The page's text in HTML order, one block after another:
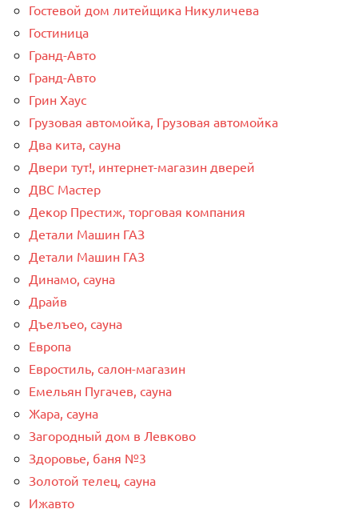
Гостевой дом литейщика Никуличева
Гостиница
Гранд-Авто
Гранд-Авто
Грин Хаус
Грузовая автомойка, Грузовая автомойка
Два кита, сауна
Двери тут!, интернет-магазин дверей
ДВС Мастер
Декор Престиж, торговая компания
Детали Машин ГАЗ
Детали Машин ГАЗ
Динамо, сауна
Драйв
Дъелъео, сауна
Европа
Евростиль, салон-магазин
Емельян Пугачев, сауна
Жара, сауна
Загородный дом в Левково
Здоровье, баня №3
Золотой телец, сауна
Ижавто